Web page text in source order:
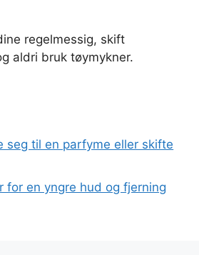
regelmessig, skift
aldri bruk tøymykner.
seg til en parfyme eller skifte
for en yngre hud og fjerning